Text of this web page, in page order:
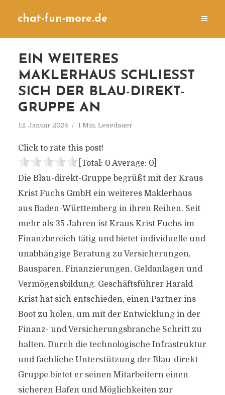
chat-fun-more.de
EIN WEITERES
MAKLERHAUS SCHLIESST S
ICH DER BLAU-DIREKT-G
RUPPE AN
12. Januar 2024 1 Min. Lesedauer
Click to rate this post!
[Total: 0 Average: 0]
Die Blau-direkt-Gruppe begrüßt mit der Kraus
Krist Fuchs GmbH ein weiteres Maklerhaus
aus Baden-Württemberg in ihren Reihen. Seit
mehr als 35 Jahren ist Kraus Krist Fuchs im
Finanzbereich tätig und bietet individuelle und
unabhängige Beratung zu Versicherungen,
Bausparen, Finanzierungen, Geldanlagen und
Vermögensbildung. Geschäftsführer Harald
Krist hat sich entschieden, einen Partner ins
Boot zu holen, um mit der Entwicklung in der
Finanz- und Versicherungsbranche Schritt zu
halten. Durch die technologische Infrastruktur
und fachliche Unterstützung der Blau-direkt-
Gruppe bietet er seinen Mitarbeitern einen
sicheren Hafen und Möglichkeiten zur